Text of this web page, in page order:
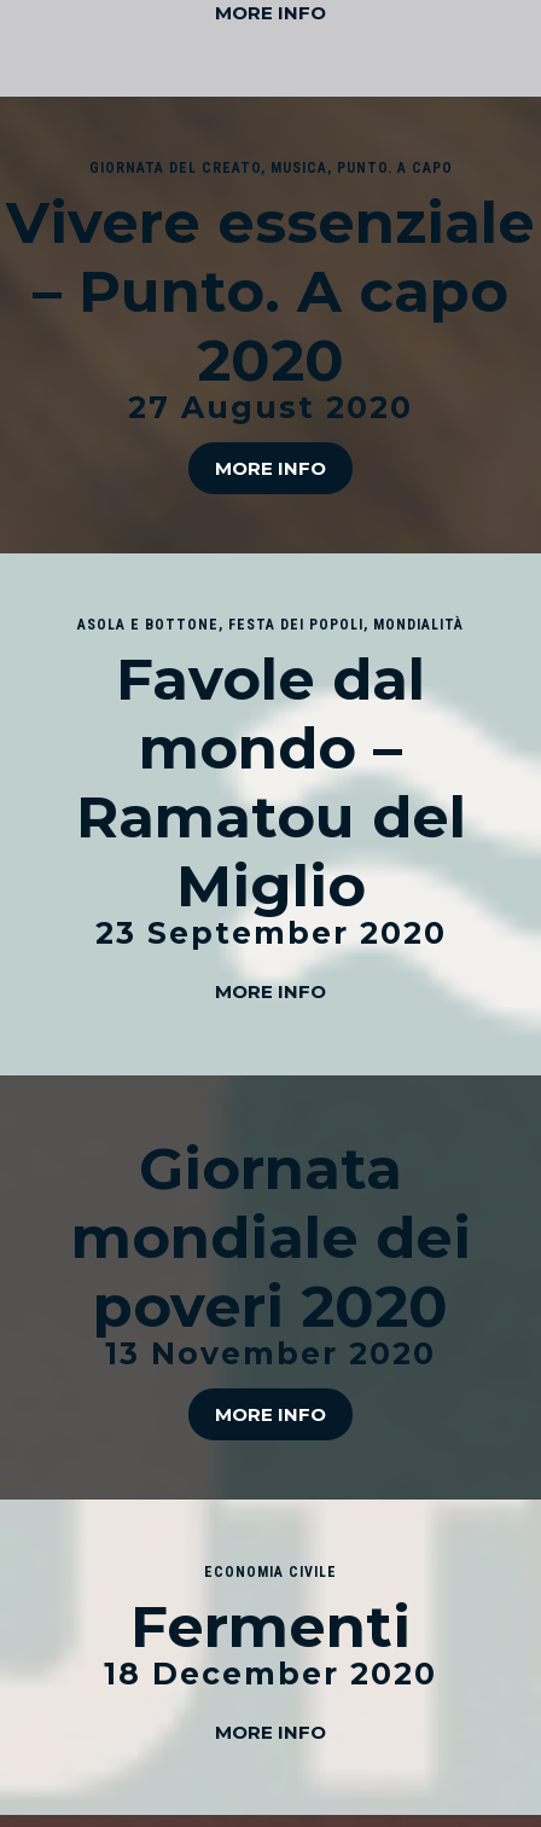
MORE INFO
GIORNATA DEL CREATO, MUSICA, PUNTO. A CAPO
Vivere essenziale
– Punto. A capo
2020
27 August 2020
MORE INFO
ASOLA E BOTTONE , FESTA DEI POPOLI , MONDIALITÀ
Favole dal
mondo –
Ramatou del
Miglio
23 September 2020
MORE INFO
Giornata
mondiale dei
poveri 2020
13 November 2020
MORE INFO
ECONOMIA CIVILE
Fermenti
18 December 2020
MORE INFO